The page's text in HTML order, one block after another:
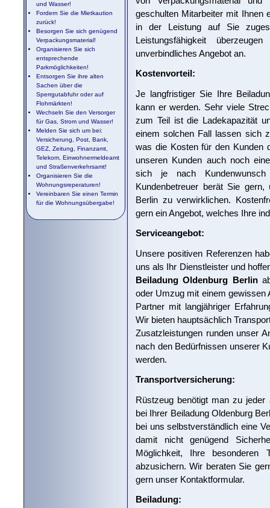
geschulten Mitarbeiter mit Ihnen
in der Leistung auf Sie
Leistungsfähigkeit
unverbindliches Angebot an.
Kostenvorteil:
Je langfristiger Sie Ihre
kann er werden. Sehr viele
zum Teil ist die Ladekapazität
einem solchen Fall lassen sich
was die Kosten für den Kunden
unseren Kunden auch noch
sich je nach
Kundenbetreuer berät Sie
Berlin zu verwirklichen.
gern ein Angebot, welches Ihre
Serviceangebot:
Unsere positiven Referenzen
uns als Ihr Dienstleister und
Beiladung Oldenburg Berlin
oder Umzug mit einem gewissen
Partner mit langjähriger
Wir bieten hauptsächlich
Zusatzleistungen runden unser
nach den Bedürfnissen unserer
werden.
Transportversicherung:
Rüstzeug benötigt man zu jeder
bei Ihrer Beiladung Oldenburg
bei uns selbstverständlich eine
damit nicht genügend
Möglichkeit, Ihre besonderen
abzusichern. Wir beraten Sie
gern unser Kontaktformular.
Beiladung:
und Wasser!
Fordern Sie die Mietkaution
zurück!
Besorgen Sie sich genügend
Verpackungsmaterial!
Organisieren Sie sich
entsprechende
Parkmöglichkeiten!
Entsorgen Sie ihre alten
Sachen über die
Sperrgutabfuhr oder auf
Flohmärkten!
Wechseln Sie den Versorger
für Gas, Strom und Wasser!
Melden Sie sich um bei:
Versicherung, Post, Bank,
GEZ, Zeitung, Finanzamt,
Telekom, Einwohnermeldeamt
und Straßenverkehrsamt!
Organisieren Sie die
Wohnungsreperaturen!
Vereinbaren Sie einen Termin
für die Wohnungsübergabe!